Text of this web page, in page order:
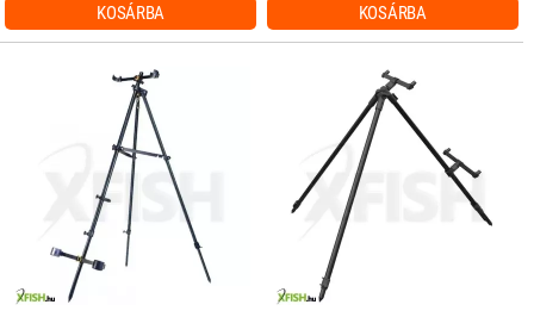
KOSÁRBA KOSÁRBA